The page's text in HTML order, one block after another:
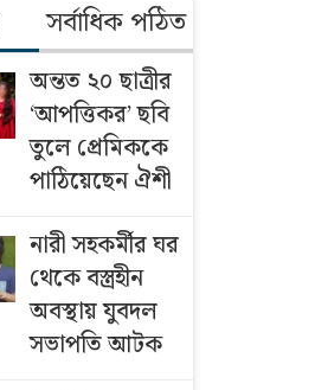
সর্বাধিক পঠিত
অন্তত ২০ ছাত্রীর
‘আপত্তিকর’ ছবি
তুলে প্রেমিককে
পাঠিয়েছেন ঐশী
নারী সহকর্মীর ঘর
থেকে বস্ত্রহীন
অবস্থায় যুবদল
সভাপতি আটক